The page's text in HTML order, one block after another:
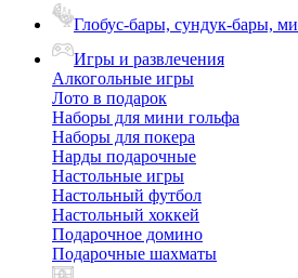
Глобус-бары, сундук-бары,
Игры и развлечения
Алкогольные игры
Лото в подарок
Наборы для мини гольфа
Наборы для покера
Нарды подарочные
Настольные игры
Настольный футбол
Настольный хоккей
Подарочное домино
Подарочные шахматы